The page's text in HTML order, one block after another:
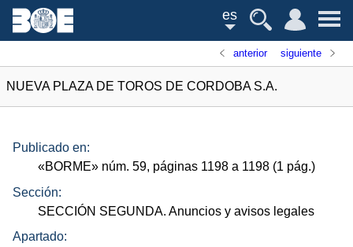
es
anterior siguiente
NUEVA PLAZA DE TOROS DE CORDOBA S.A.
Publicado en:
«BORME» núm. 59, páginas 1198 a 1198 (1 pág.)
Sección:
SECCIÓN SEGUNDA. Anuncios y avisos legales
Apartado: